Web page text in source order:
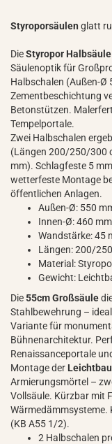
Styroporsäulen glatt
DieStyropor Halbsäule
Säulenoptik für
Halbschalen (Außen-Ø
Zementbeschichtung
Betonstützen.
Tempelportale.
Zwei Halbschalen
(Längen 200/250/300
mm). Schlagfeste 5
wetterfeste Montage
öffentlichen Anlagen.
Außen-Ø: 550
Innen-Ø: 460
Wandstärke: 45
Längen: 200/
Material:
Gewicht:
Die55cm Großsäule
Stahlbewehrung –
Variante für
Bühnenarchitektur.
Renaissanceportale
Montage der
Armierungsmörtel –
Vollsäule. Kürzbar mit
(KB A55 1/2).
2 Halbschalen